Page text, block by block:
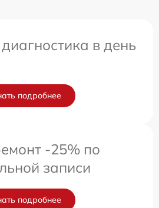
в день
подробнее
-25% по
записи
подробнее